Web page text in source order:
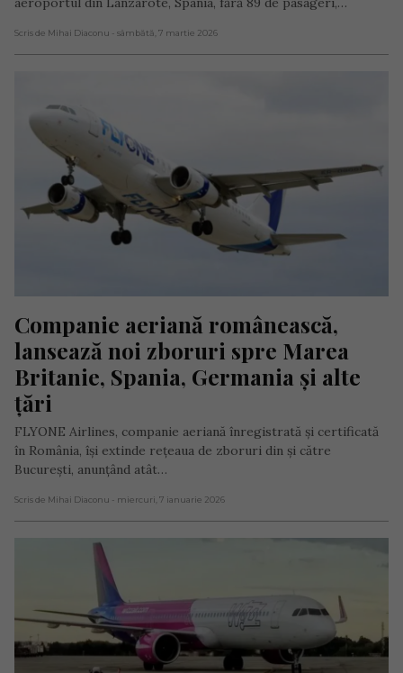
Scris de Mihai Diaconu - sâmbătă, 7 martie 2026
Companie aeriană românească,
lansează noi zboruri spre Marea
Britanie, Spania, Germania și alte
țări
FLYONE Airlines, companie aeriană înregistrată și certificată
în România, își extinde rețeaua de zboruri din și către
București, anunțând atât…
Scris de Mihai Diaconu - miercuri, 7 ianuarie 2026